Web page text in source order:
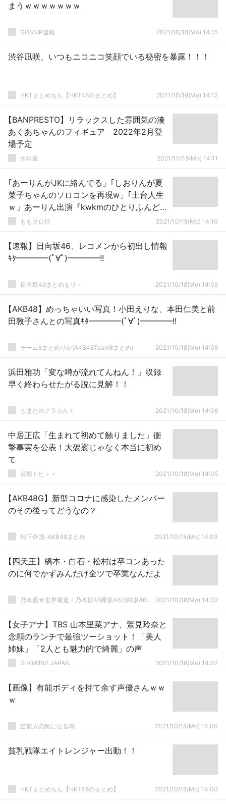
まうｗｗｗｗｗｗｗ
GOSSIP速報 2021/10/18(Mo) 14:15
渋谷凪咲、いつもニコニコ笑顔でいる秘密を暴露！！！
HKTまとめもん【HKT48のまとめ】 2021/10/18(Mo) 14:12
【BANPRESTO】リラックスした雰囲気の湊
あくあちゃんのフィギュア 2022年2月登
場予定
ホロ速 2021/10/18(Mo) 14:11
｢あーりんがJKに絡んでる」｢しおりんが夏
菜子ちゃんのソロコンを再現w」｢土台人生
ｗ」あーりん出演『kwkmのひとりふんど
し』実況まとめ！
ももクロ侍 2021/10/18(Mo) 14:10
【速報】日向坂46、レコメンから初出し情報
ｷﾀ━━━━(ﾟ∀ﾟ)━━━━!!
日向坂46まとめもり～ 2021/10/18(Mo) 14:09
【AKB48】めっちゃいい写真！小田えりな、本田仁美と前
田敦子さんとの写真ｷﾀ━━━━(ﾟ∀ﾟ)━━━━!!
チーム8まとめりか(AKB48Team8まとめ) 2021/10/18(Mo) 14:09
浜田雅功「変な噂が流れてんねん！」収録
早く終わらせたがる説に見解！！
ちまたのアラカルト 2021/10/18(Mo) 14:06
中居正広「生まれて初めて触りました」衝
撃事実を公表！大袈裟じゃなく本当に初め
て
芸能トピ＋＋ 2021/10/18(Mo) 14:05
【AKB48G】新型コロナに感染したメンバー
のその後ってどうなの？
地下帝国-AKB48まとめ 2021/10/18(Mo) 14:03
【四天王】橋本・白石・松村は卒コンあった
のに何でかずみんだけ全ツで卒業なんだよ
乃木通☆世界最速！乃木坂46欅坂46日向坂46速報まとめ 2021/10/18(Mo) 14:02
【女子アナ】TBS 山本里菜アナ、鷲見玲奈と
念願のランチで最強ツーショット！「美人
姉妹」「2人とも魅力的で綺麗」の声
SHOWBIZ JAPAN 2021/10/18(Mo) 14:02
【画像】有能ボディを持て余す声優さんｗｗ
ｗ
芸能人の気になる噂 2021/10/18(Mo) 14:00
貧乳戦隊エイトレンジャー出動！！
HKTまとめもん【HKT48のまとめ】 2021/10/18(Mo) 14:00